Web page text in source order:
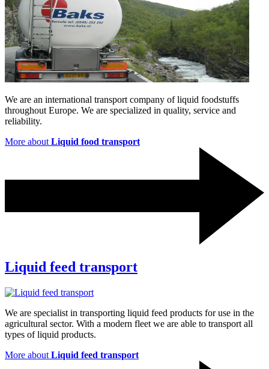
We are an international transport company of liquid foodstuffs
throughout Europe. We are specialized in quality, service and
reliability.
More about Liquid food transport
Liquid feed transport
We are specialist in transporting liquid feed products for use in the
agricultural sector. With a modern fleet we are able to transport all
types of liquid products.
More about Liquid feed transport